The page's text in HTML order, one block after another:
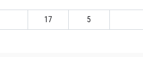
17 5